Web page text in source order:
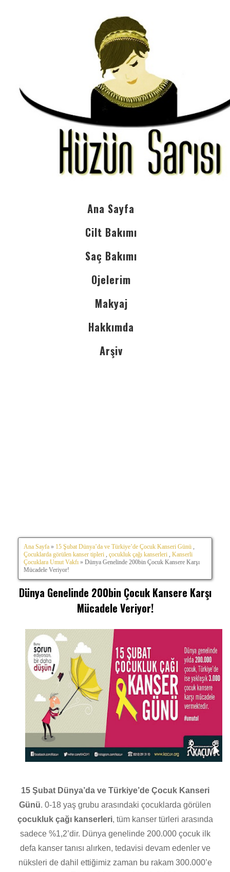
Ana Sayfa
Cilt Bakımı
Saç Bakımı
Ojelerim
Makyaj
Hakkımda
Arşiv
Ana Sayfa » 15 Şubat Dünya’da ve Türkiye’de Çocuk Kanseri Günü
Çocuklarda görülen kanser tipleri
çocukluk çağı kanserleri
Kanserli
Çocuklara Umut Vakfı » Dünya Genelinde 200bin Çocuk Kansere Karşı
Mücadele Veriyor!
Dünya Genelinde 200bin Çocuk Kansere Karşı
Mücadele Veriyor!
15 Şubat Dünya’da ve Türkiye’de Çocuk Kanseri
Günü. 0-18 yaş grubu arasındaki çocuklarda görülen
çocukluk çağı kanserleri, tüm kanser türleri arasında
sadece %1,2’dir. Dünya genelinde 200.000 çocuk ilk
defa kanser tanısı alırken, tedavisi devam edenler ve
nüksleri de dahil ettiğimiz zaman bu rakam 300.000’e